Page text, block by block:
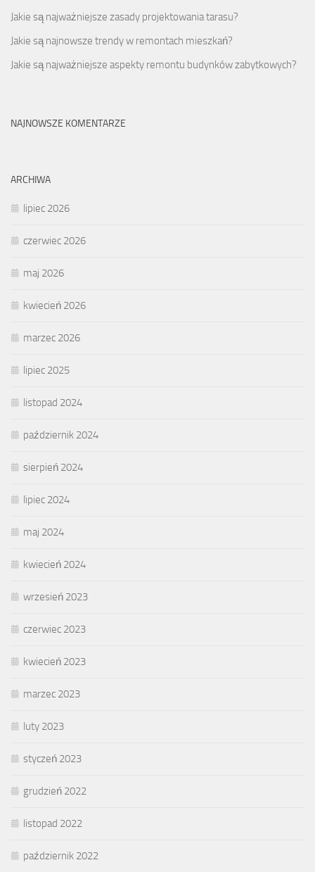
Jakie są najważniejsze zasady projektowania tarasu?
Jakie są najnowsze trendy w remontach mieszkań?
Jakie są najważniejsze aspekty remontu budynków zabytkowych?
NAJNOWSZE KOMENTARZE
ARCHIWA
lipiec 2026
czerwiec 2026
maj 2026
kwiecień 2026
marzec 2026
lipiec 2025
listopad 2024
październik 2024
sierpień 2024
lipiec 2024
maj 2024
kwiecień 2024
wrzesień 2023
czerwiec 2023
kwiecień 2023
marzec 2023
luty 2023
styczeń 2023
grudzień 2022
listopad 2022
październik 2022